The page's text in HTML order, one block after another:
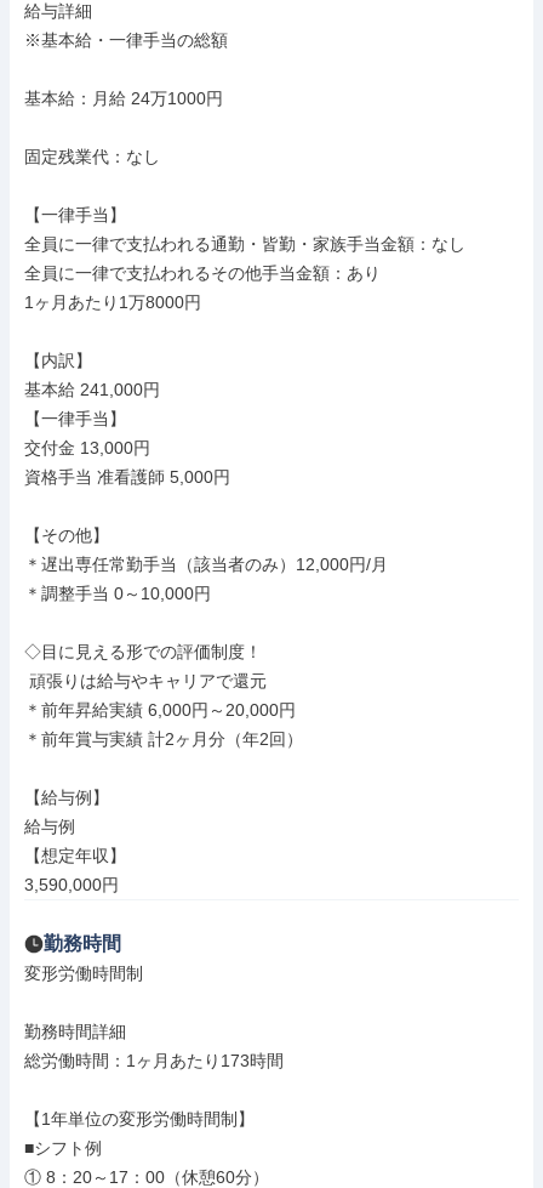
給与詳細
※基本給・一律手当の総額
基本給：月給 24万1000円
固定残業代：なし
【一律手当】
全員に一律で支払われる通勤・皆勤・家族手当金額：なし
全員に一律で支払われるその他手当金額：あり
1ヶ月あたり1万8000円
【内訳】
基本給 241,000円
【一律手当】
交付金 13,000円
資格手当 准看護師 5,000円
【その他】
＊遅出専任常勤手当（該当者のみ）12,000円/月
＊調整手当 0～10,000円
◇目に見える形での評価制度！
＊前年昇給実績 6,000円～20,000円
＊前年賞与実績 計2ヶ月分（年2回）
【給与例】
給与例
【想定年収】
3,590,000円
勤務時間
変形労働時間制
勤務時間詳細
総労働時間：1ヶ月あたり173時間
【1年単位の変形労働時間制】
■シフト例
① 8：20～17：00（休憩60分）